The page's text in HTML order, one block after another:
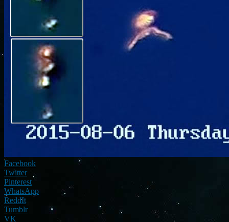
Facebook
Twitter
Pinterest
WhatsApp
ReddIt
Tumblr
VK